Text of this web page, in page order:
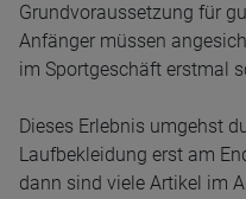
Grundvoraussetzung für
Anfänger müssen
im Sportgeschäft erstmal
Dieses Erlebnis umgehst
Laufbekleidung erst am
dann sind viele Artikel im